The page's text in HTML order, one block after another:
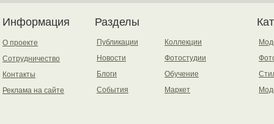
Информация
О проекте
Сотрудничество
Контакты
Реклама на сайте
Разделы
Публикации
Новости
Блоги
События
Коллекции
Фотостудии
Обучение
Маркет